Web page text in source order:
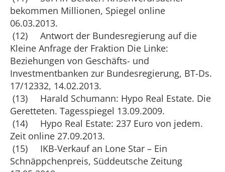
bekommen Millionen, Spiegel online
06.03.2013.
(12) Antwort der Bundesregierung auf die
Kleine Anfrage der Fraktion Die Linke:
Beziehungen von Geschäfts- und
Investmentbanken zur Bundesregierung, BT-Ds.
17/12332, 14.02.2013.
(13) Harald Schumann: Hypo Real Estate. Die
Geretteten. Tagesspiegel 13.09.2009.
(14) Hypo Real Estate: 237 Euro von jedem.
Zeit online 27.09.2013.
(15) IKB-Verkauf an Lone Star – Ein
Schnäppchenpreis, Süddeutsche Zeitung